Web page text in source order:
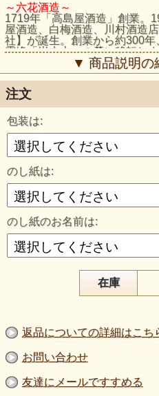
～六花酒造～
1719年「高島屋酒造」創業。
屋酒造、白梅酒造、川村酒造
社】が誕生。創業から約300
霊峰「岩木山」の麓に移転し
～杜来～
六花酒造の代表銘柄「杜来(と
母、麹菌、岩木山の伏流水、
造する、津軽の風土が織りな
の『青森テロワール』を実現し
～純米大吟醸～
そんな杜来銘柄から「杜来 純
に、旨味、酸味のバランスの
一本です。冷から常温でぜひ
DATA
原料米
アルコール度数
精米歩合
▼ 商品説明の
注文
包装は:
のし紙は:
のし紙のお名前は:
在庫
返品についての詳細はこち
お問い合わせ
友達にメールですすめる